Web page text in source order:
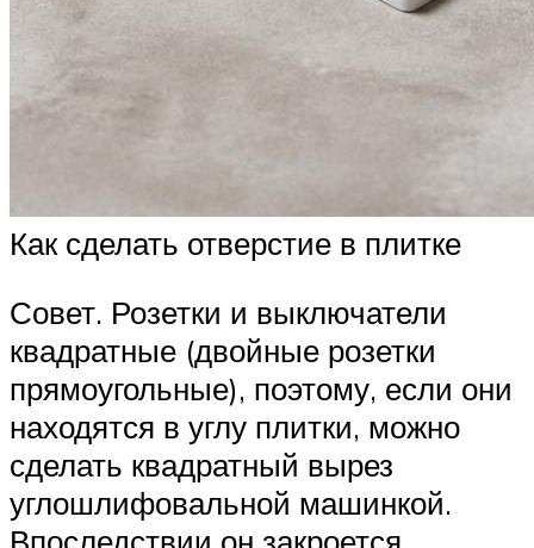
Как сделать отверстие в плитке
Совет. Розетки и выключатели
квадратные (двойные розетки
прямоугольные), поэтому, если они
находятся в углу плитки, можно
сделать квадратный вырез
углошлифовальной машинкой.